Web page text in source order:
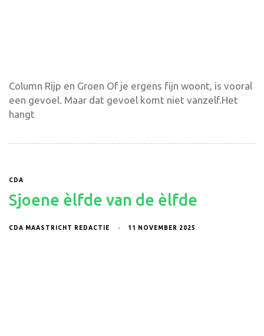
Column Rijp en Groen Of je ergens fijn woont, is vooral
een gevoel. Maar dat gevoel komt niet vanzelf.Het
hangt
CDA
Sjoene èlfde van de èlfde
CDA MAASTRICHT REDACTIE 11 NOVEMBER 2025